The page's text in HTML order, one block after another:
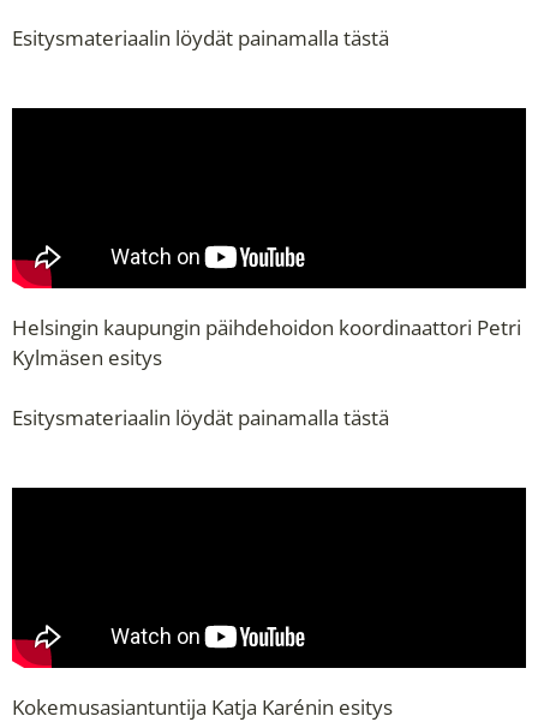
Esitysmateriaalin löydät painamalla tästä
Helsingin kaupungin päihdehoidon koordinaattori Petri
Kylmäsen esitys
Esitysmateriaalin löydät painamalla tästä
Kokemusasiantuntija Katja Karénin esitys